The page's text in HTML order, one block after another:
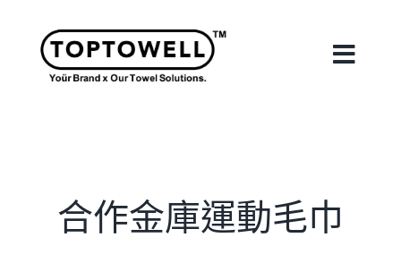
Toggle
關於我們
合作金庫運動毛巾